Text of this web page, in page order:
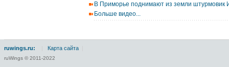
В Приморье поднимают из земли штурмовик
Больше видео...
ruwings.ru: Карта сайта
ruWings © 2011-2022